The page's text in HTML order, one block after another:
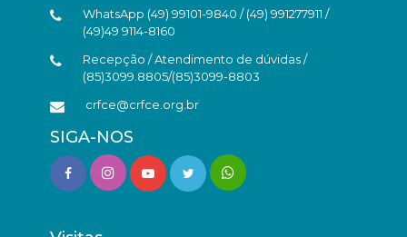
WhatsApp (49) 99101-9840 / (49) 991277911 /
(49)49 9114-8160
Recepção / Atendimento de dúvidas /
(85)3099.8805/(85)3099-8803
crfce@crfce.org.br
SIGA-NOS